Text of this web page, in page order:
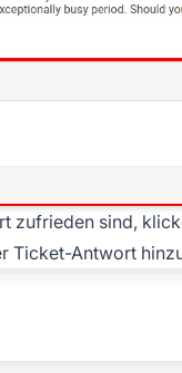
zufrieden sind,
Ticket-Antwort